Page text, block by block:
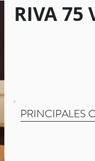
RIVA 75
PRINCIPALES